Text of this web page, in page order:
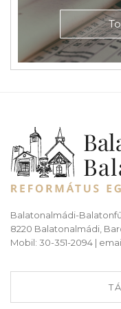
Balatonalmádi-
8220 Balatonalmádi,
Mobil: 30-351-2094 |